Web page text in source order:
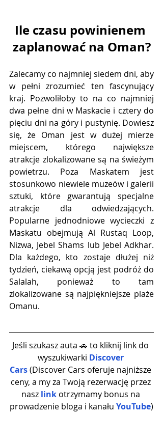
Ile czasu powinienem
zaplanować na Oman?
Zalecamy co najmniej siedem dni, aby
w pełni zrozumieć ten fascynujący
kraj. Pozwoliłoby to na co najmniej
dwa pełne dni w Maskacie i cztery do
pięciu dni na góry i pustynię. Dowiesz
się, że Oman jest w dużej mierze
miejscem, którego największe
atrakcje zlokalizowane są na świeżym
powietrzu. Poza Maskatem jest
stosunkowo niewiele muzeów i galerii
sztuki, które gwarantują specjalne
atrakcje dla odwiedzających.
Popularne jednodniowe wycieczki z
Maskatu obejmują Al Rustaq Loop,
Nizwa, Jebel Shams lub Jebel Adkhar.
Dla każdego, kto zostaje dłużej niż
tydzień, ciekawą opcją jest podróż do
Salalah, ponieważ to tam
zlokalizowane są najpiękniejsze plaże
Omanu.
Jeśli szukasz auta 🚗 to kliknij link do
wyszukiwarki Discover
Cars (Discover Cars oferuje najniższe
ceny, a my za Twoją rezerwację przez
nasz link otrzymamy bonus na
prowadzenie bloga i kanału YouTube)